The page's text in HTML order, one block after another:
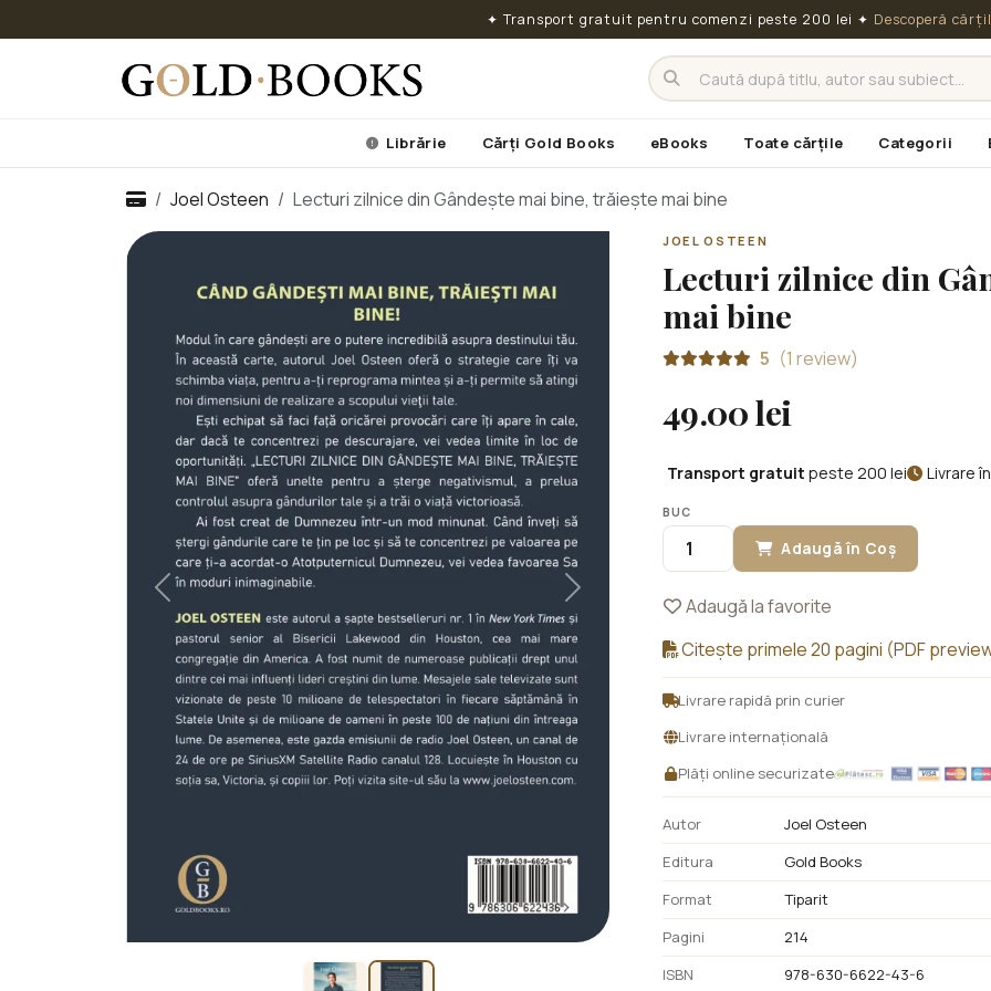
✦ Transport gratuit pentru comenzi peste 200 lei ✦ Descoperă
Librărie Cărți Gold Books eBooks Toate cărțile Categorii
Joel Osteen Lecturi zilnice din Gândește mai bine, trăiește mai bine
Previous Next
JOEL OSTEEN
Lecturi zilnice din
mai bine
5 (1 review)
49.00 lei
Transport gratuit peste 200 lei Livrare
BUC
Adaugă în Coș
Adaugă la favorite
Citește primele 20 pagini (PDF
Livrare rapidă prin curier
Livrare internațională
Plăți online securizate
Autor
Joel Osteen
Editura
Gold Books
Format
Tiparit
Pagini
214
ISBN
978-630-6622-43-6